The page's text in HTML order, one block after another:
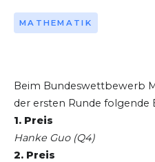
MATHEMATIK
Beim Bundeswettbewerb
der ersten Runde folgende
1. Preis
Hanke Guo (Q4)
2. Preis